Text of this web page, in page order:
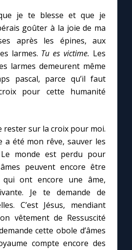
je te blesse et que je
goûter à la joie de ma
après les épines, aux
larmes. Tu es victime. Les
larmes demeurent même
pascal, parce qu’il faut
pour cette humanité
rester sur la croix pour moi.
a été mon rêve, sauver les
monde est perdu pour
peuvent encore être
qui ont encore une âme,
Je te demande de
C’est Jésus, mendiant
vêtement de Ressuscité
cette obole d’âmes
compte encore des